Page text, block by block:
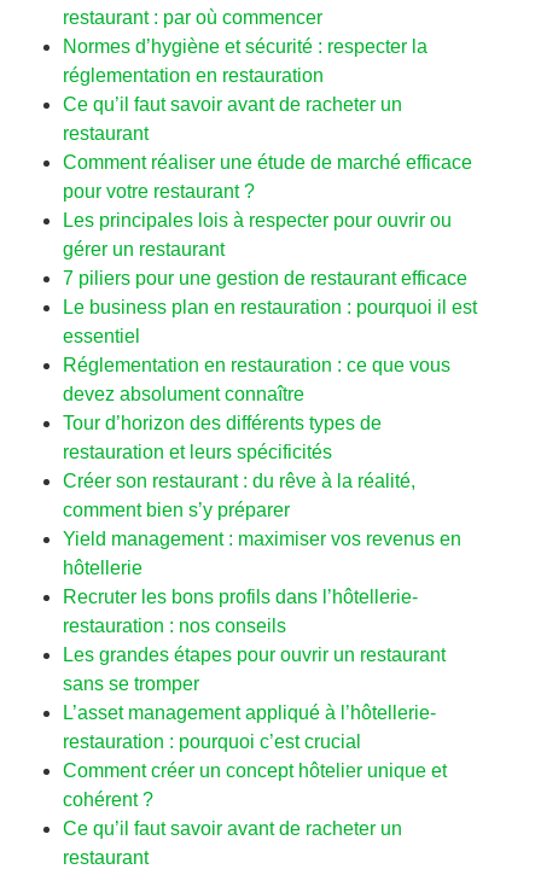
restaurant : par où commencer
Normes d’hygiène et sécurité : respecter la
réglementation en restauration
Ce qu’il faut savoir avant de racheter un
restaurant
Comment réaliser une étude de marché efficace
pour votre restaurant ?
Les principales lois à respecter pour ouvrir ou
gérer un restaurant
7 piliers pour une gestion de restaurant efficace
Le business plan en restauration : pourquoi il est
essentiel
Réglementation en restauration : ce que vous
devez absolument connaître
Tour d’horizon des différents types de
restauration et leurs spécificités
Créer son restaurant : du rêve à la réalité,
comment bien s’y préparer
Yield management : maximiser vos revenus en
hôtellerie
Recruter les bons profils dans l’hôtellerie-
restauration : nos conseils
Les grandes étapes pour ouvrir un restaurant
sans se tromper
L’asset management appliqué à l’hôtellerie-
restauration : pourquoi c’est crucial
Comment créer un concept hôtelier unique et
cohérent ?
Ce qu’il faut savoir avant de racheter un
restaurant